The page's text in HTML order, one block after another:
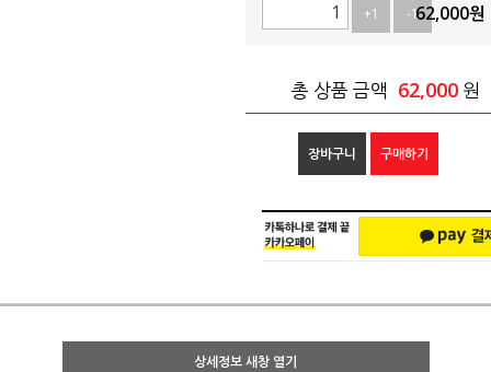
+1
-162,000원
총 상품 금액 62,000 원
장바구니 구매하기
상세정보 새창 열기